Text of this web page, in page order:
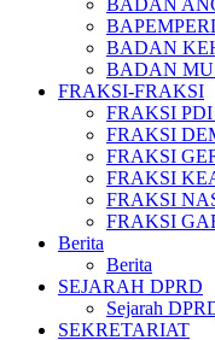
BADAN
BADAN
BADAN
FRAKSI-FRAKSI
FRAKSI
FRAKSI
FRAKSI
FRAKSI
FRAKSI
FRAKSI
Berita
Berita
SEJARAH DPRD
Sejarah
SEKRETARIAT